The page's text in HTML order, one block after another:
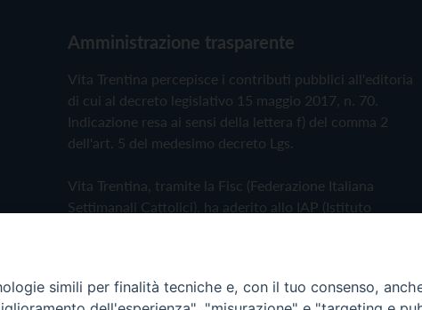
Amministrazione trasparente
Vita Trentina percepisce i contributi pubblici all'editoria
di cui al decreto legislativo 15 maggio 2017, n. 70.
Indicazione resa ai sensi della lettera f) del comma 2
dell'art. 5 del medesimo decreto Lgs.
Vita Trentina, tramite la Fisc (Federazione Italiana
Settimanali Cattolici), ha aderito allo IAP (Istituto
Privacy Policy Cookie Policy
simili per finalità tecniche e, con il tuo consenso,